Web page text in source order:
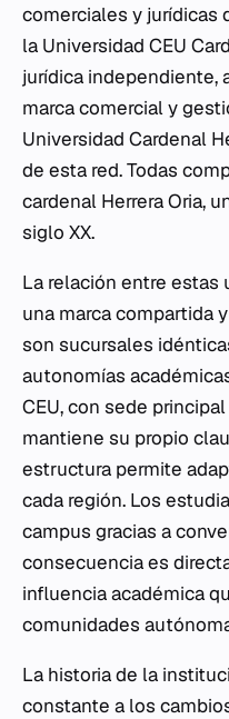
comerciales y jurídicas
la Universidad CEU
jurídica independiente,
marca comercial y
Universidad Cardenal
de esta red. Todas
cardenal Herrera Oria,
siglo XX.
La relación entre estas
una marca compartida
son sucursales
autonomías
CEU, con sede
mantiene su propio
estructura permite
cada región. Los
campus gracias a
consecuencia es
influencia académica
comunidades
La historia de la
constante a los